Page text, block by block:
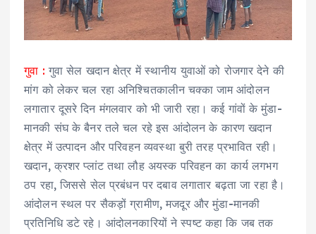
गुवा : गुवा सेल खदान क्षेत्र में स्थानीय युवाओं को रोजगार देने की
मांग को लेकर चल रहा अनिश्चितकालीन चक्का जाम आंदोलन
लगातार दूसरे दिन मंगलवार को भी जारी रहा। कई गांवों के मुंडा-
मानकी संघ के बैनर तले चल रहे इस आंदोलन के कारण खदान
क्षेत्र में उत्पादन और परिवहन व्यवस्था बुरी तरह प्रभावित रही।
खदान, क्रशर प्लांट तथा लौह अयस्क परिवहन का कार्य लगभग
ठप रहा, जिससे सेल प्रबंधन पर दबाव लगातार बढ़ता जा रहा है।
आंदोलन स्थल पर सैकड़ों ग्रामीण, मजदूर और मुंडा-मानकी
प्रतिनिधि डटे रहे। आंदोलनकारियों ने स्पष्ट कहा कि जब तक